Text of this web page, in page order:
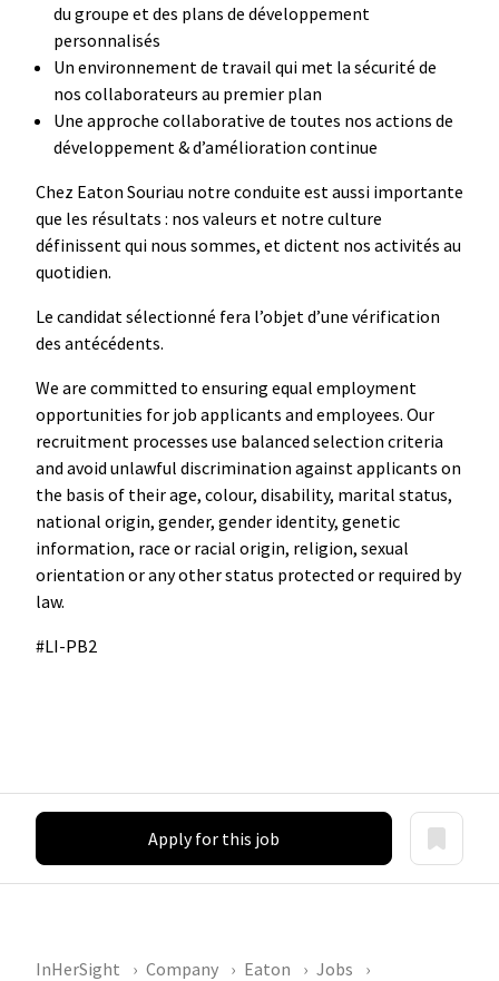
du groupe et des plans de développement
personnalisés
Un environnement de travail qui met la sécurité de
nos collaborateurs au premier plan
Une approche collaborative de toutes nos actions de
développement & d’amélioration continue
Chez Eaton Souriau notre conduite est aussi importante
que les résultats : nos valeurs et notre culture
définissent qui nous sommes, et dictent nos activités au
quotidien.
Le candidat sélectionné fera l’objet d’une vérification
des antécédents.
We are committed to ensuring equal employment
opportunities for job applicants and employees. Our
recruitment processes use balanced selection criteria
and avoid unlawful discrimination against applicants on
the basis of their age, colour, disability, marital status,
national origin, gender, gender identity, genetic
information, race or racial origin, religion, sexual
orientation or any other status protected or required by
law.
#LI-PB2
Apply for this job
InHerSight Company Eaton
Jobs